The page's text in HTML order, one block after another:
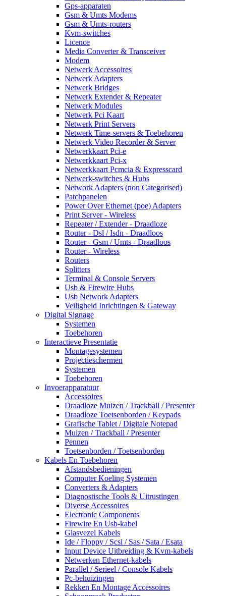
Gps-apparaten
Gsm & Umts Modems
Gsm & Umts-routers
Kvm-switches
Licence
Media Converter & Transceiver
Modem
Netwerk Accessoires
Netwerk Adapters
Netwerk Bridges
Netwerk Extender & Repeater
Netwerk Modules
Netwerk Pci Kaart
Netwerk Print Servers
Netwerk Time-servers & Toebehoren
Netwerk Video Recorder & Server
Netwerkkaart Pci-e
Netwerkkaart Pci-x
Netwerkkaart Pcmcia & Expresscard
Netwerk-switches & Hubs
Network Adapters (non Categorised)
Patchpanelen
Power Over Ethernet (poe) Adapters
Print Server - Wireless
Repeater / Extender - Draadloze
Router - Dsl / Isdn - Draadloos
Router - Gsm / Umts - Draadloos
Router - Wireless
Routers
Splitters
Terminal & Console Servers
Usb & Firewire Hubs
Usb Network Adapters
Veiligheid Inrichtingen & Gateway
Digital Signage
Systemen
Toebehoren
Interactieve Presentatie
Montagesystemen
Projectieschermen
Systemen
Toebehoren
Invoerapparatuur
Accessoires
Draadloze Muizen / Trackball / Presenter
Draadloze Toetsenborden / Keypads
Grafische Tablet / Digitale Notepad
Muizen / Trackball / Presenter
Pennen
Toetsenborden / Toetsenborden
Kabels En Toebehoren
Afstandsbedieningen
Computer Koeling Systemen
Converters & Adapters
Diagnostische Tools & Uitrustingen
Diverse Accessoires
Electronic Components
Firewire En Usb-kabel
Glasvezel Kabels
Ide / Floppy / Scsi / Sas / Sata / Esata
Input Device Uitbreiding & Kvm-kabels
Netwerken Ethernet-kabels
Parallel / Serieel / Console Kabels
Pc-behuizingen
Rekken En Montage Accessoires